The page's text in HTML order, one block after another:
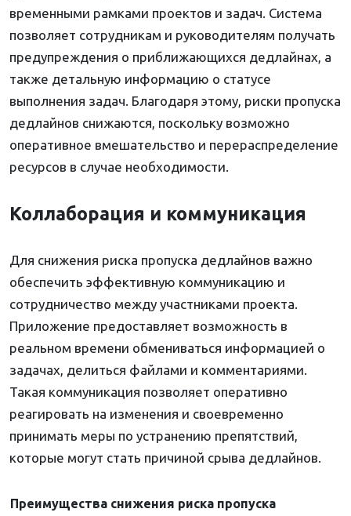
временными рамками проектов и задач. Система
позволяет сотрудникам и руководителям получать
предупреждения о приближающихся дедлайнах, а
также детальную информацию о статусе
выполнения задач. Благодаря этому, риски пропуска
дедлайнов снижаются, поскольку возможно
оперативное вмешательство и перераспределение
ресурсов в случае необходимости.
Коллаборация и коммуникация
Для снижения риска пропуска дедлайнов важно
обеспечить эффективную коммуникацию и
сотрудничество между участниками проекта.
Приложение предоставляет возможность в
реальном времени обмениваться информацией о
задачах, делиться файлами и комментариями.
Такая коммуникация позволяет оперативно
реагировать на изменения и своевременно
принимать меры по устранению препятствий,
которые могут стать причиной срыва дедлайнов.
Преимущества снижения риска пропуска